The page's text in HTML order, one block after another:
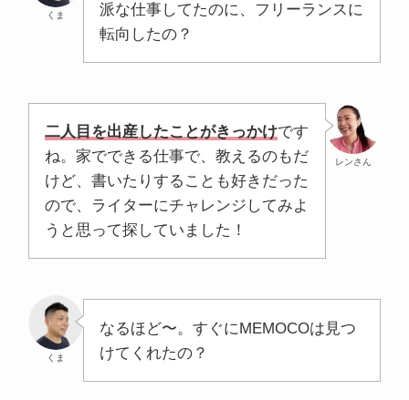
くま
派な仕事してたのに、フリーランスに
転向したの？
レンさん
二人目を出産したことがきっかけです
ね。家でできる仕事で、教えるのもだ
けど、書いたりすることも好きだった
ので、ライターにチャレンジしてみよ
うと思って探していました！
くま
なるほど〜。すぐにMEMOCOは見つ
けてくれたの？